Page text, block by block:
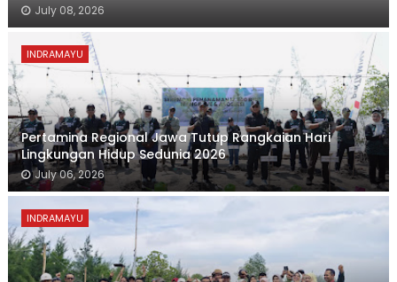
July 08, 2026
INDRAMAYU
Pertamina Regional Jawa Tutup Rangkaian Hari
Lingkungan Hidup Sedunia 2026
July 06, 2026
INDRAMAYU